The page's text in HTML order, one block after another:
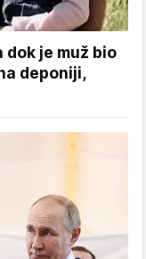
je muž bio
deponiji,